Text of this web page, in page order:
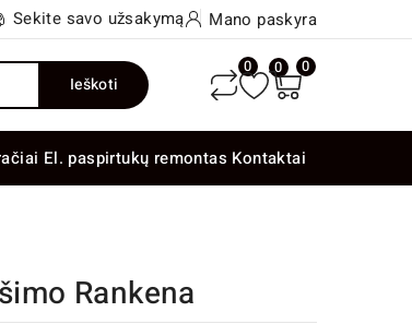
Sekite savo užsakymą Mano paskyra
Ieškoti
0 0 0
El. paspirtukų remontas Kontaktai
Rankena